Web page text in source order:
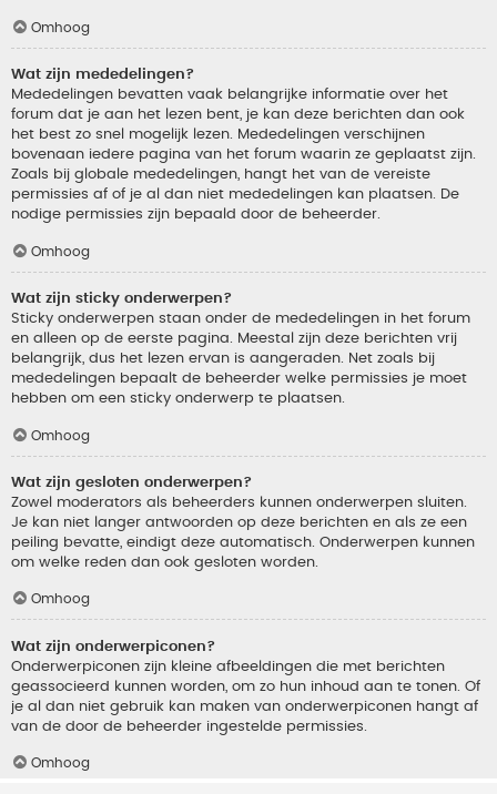
Omhoog
Wat zijn mededelingen?
Mededelingen bevatten vaak belangrijke informatie over het
forum dat je aan het lezen bent, je kan deze berichten dan ook
het best zo snel mogelijk lezen. Mededelingen verschijnen
bovenaan iedere pagina van het forum waarin ze geplaatst zijn.
Zoals bij globale mededelingen, hangt het van de vereiste
permissies af of je al dan niet mededelingen kan plaatsen. De
nodige permissies zijn bepaald door de beheerder.
Omhoog
Wat zijn sticky onderwerpen?
Sticky onderwerpen staan onder de mededelingen in het forum
en alleen op de eerste pagina. Meestal zijn deze berichten vrij
belangrijk, dus het lezen ervan is aangeraden. Net zoals bij
mededelingen bepaalt de beheerder welke permissies je moet
hebben om een sticky onderwerp te plaatsen.
Omhoog
Wat zijn gesloten onderwerpen?
Zowel moderators als beheerders kunnen onderwerpen sluiten.
Je kan niet langer antwoorden op deze berichten en als ze een
peiling bevatte, eindigt deze automatisch. Onderwerpen kunnen
om welke reden dan ook gesloten worden.
Omhoog
Wat zijn onderwerpiconen?
Onderwerpiconen zijn kleine afbeeldingen die met berichten
geassocieerd kunnen worden, om zo hun inhoud aan te tonen. Of
je al dan niet gebruik kan maken van onderwerpiconen hangt af
van de door de beheerder ingestelde permissies.
Omhoog